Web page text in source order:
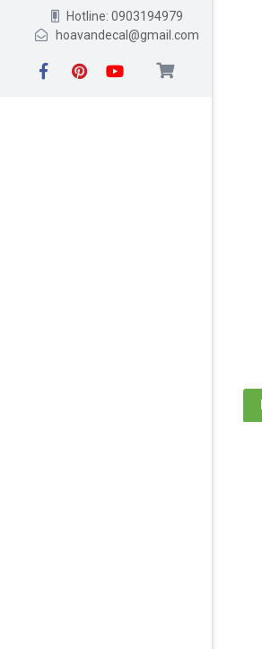
Hotline: 0903194979
hoavandecal@gmail.com